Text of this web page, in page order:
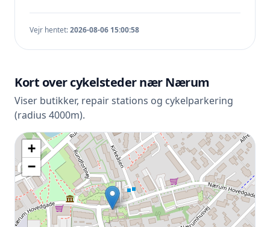
Vejr hentet:2026-08-06 15:00:58
Kort over cykelsteder nær Nærum
Viser butikker, repair stations og cykelparkering
(radius 4000m).
+
−